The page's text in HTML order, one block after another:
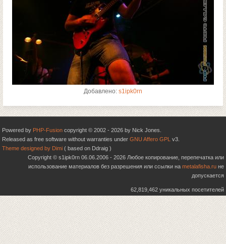
Добавлено: s1ipk0rn
Powered by PHP-Fusion copyright © 2002 - 2026 by Nick Jones.
Released as free software without warranties under GNU Affero GPL v3.
Theme designed by Dimi ( based on Ddraig )
Copyright © s1ipk0rn 06.06.2006 - 2026 Любое копирование, перепечатка или
использование материалов без разрешения или ссылки на metalafisha.ru не
допускается
62,819,462 уникальных посетителей